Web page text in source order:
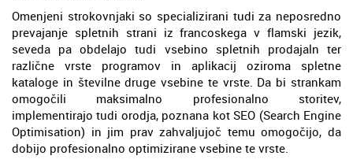
Omenjeni strokovnjaki so specializirani tudi za neposredno
prevajanje spletnih strani iz francoskega v flamski jezik,
seveda pa obdelajo tudi vsebino spletnih prodajaln ter
različne vrste programov in aplikacij oziroma spletne
kataloge in številne druge vsebine te vrste. Da bi strankam
omogočili maksimalno profesionalno storitev,
implementirajo tudi orodja, poznana kot SEO (Search Engine
Optimisation) in jim prav zahvaljujoč temu omogočijo, da
dobijo profesionalno optimizirane vsebine te vrste.